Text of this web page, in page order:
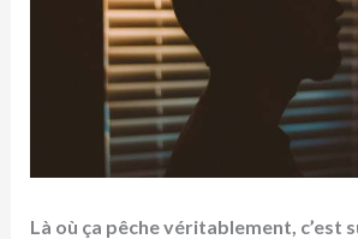
Là où ça pêche véritablement, c’est